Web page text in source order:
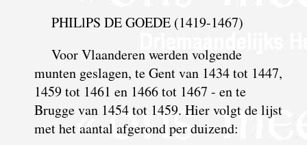
PHILlPS DE GOEDE (1419-1467)
Voor Vlaanderen werden volgende
munten geslagen, te Gent van 1434 tot 1447,
1459 tot 1461 en 1466 tot 1467 - en te
Brugge van 1454 tot 1459. Hier volgt de lijst
met het aantal afgerond per duizend: